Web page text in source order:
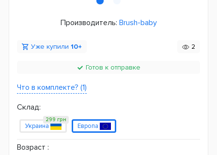
Производитель: Brush-baby
Уже купили 10+ 2
Готов к отправке
Что в комплекте? (1)
Склад:
Украина
299 грн
Европа
Возраст :